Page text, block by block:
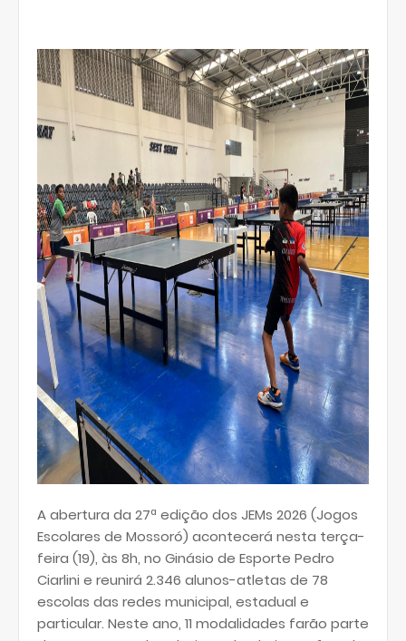
A abertura da 27ª edição dos JEMs 2026 (Jogos
Escolares de Mossoró) acontecerá nesta terça-
feira (19), às 8h, no Ginásio de Esporte Pedro
Ciarlini e reunirá 2.346 alunos-atletas de 78
escolas das redes municipal, estadual e
particular. Neste ano, 11 modalidades farão parte